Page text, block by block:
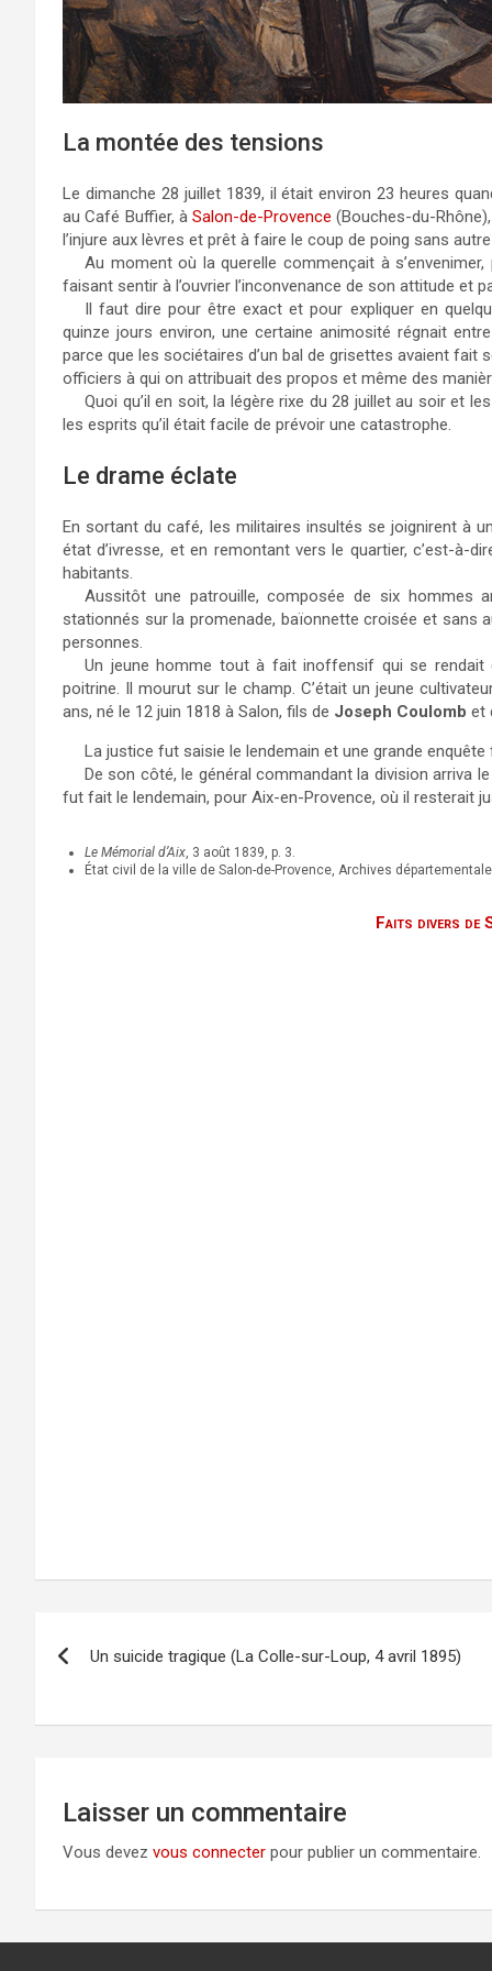
La montée des tensions
Le dimanche 28 juillet 1839, il était environ 23 heures
au Café Buffier, àSalon-de-Provence (Bouches-du-
l’injure aux lèvres et prêt à faire le coup de poing sans
Au moment où la querelle commençait à
faisant sentir à l’ouvrier l’inconvenance de son attitude et
Il faut dire pour être exact et pour expliquer en
quinze jours environ, une certaine animosité régnait
parce que les sociétaires d’un bal de grisettes avaient fait
officiers à qui on attribuait des propos et même des
Quoi qu’il en soit, la légère rixe du 28 juillet au soir et
les esprits qu’il était facile de prévoir une catastrophe.
Le drame éclate
En sortant du café, les militaires insultés se joignirent à
état d’ivresse, et en remontant vers le quartier, c’est-à-
habitants.
Aussitôt une patrouille, composée de six hommes
stationnés sur la promenade, baïonnette croisée et sans
personnes.
Un jeune homme tout à fait inoffensif qui se
poitrine. Il mourut sur le champ. C’était un jeune
ans, né le 12 juin 1818 à Salon, fils de Joseph Coulomb et
La justice fut saisie le lendemain et une grande enquête
De son côté, le général commandant la division arriva
fut fait le lendemain, pour Aix-en-Provence, où il resterait
Le Mémorial d’Aix, 3 août 1839, p. 3.
État civil de la ville de Salon-de-Provence, Archives
Faits divers de
Navigation
Un suicide tragique (La Colle-sur-Loup, 4 avril 1895)
Laisser un commentaire
Vous devez vous connecter pour publier un commentaire.